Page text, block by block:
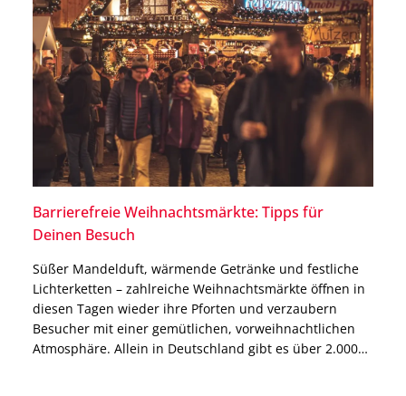
Barrierefreie Weihnachtsmärkte: Tipps für
Deinen Besuch
Süßer Mandelduft, wärmende Getränke und festliche
Lichterketten – zahlreiche Weihnachtsmärkte öffnen in
diesen Tagen wieder ihre Pforten und verzaubern
Besucher mit einer gemütlichen, vorweihnachtlichen
Atmosphäre. Allein in Deutschland gibt es über 2.000